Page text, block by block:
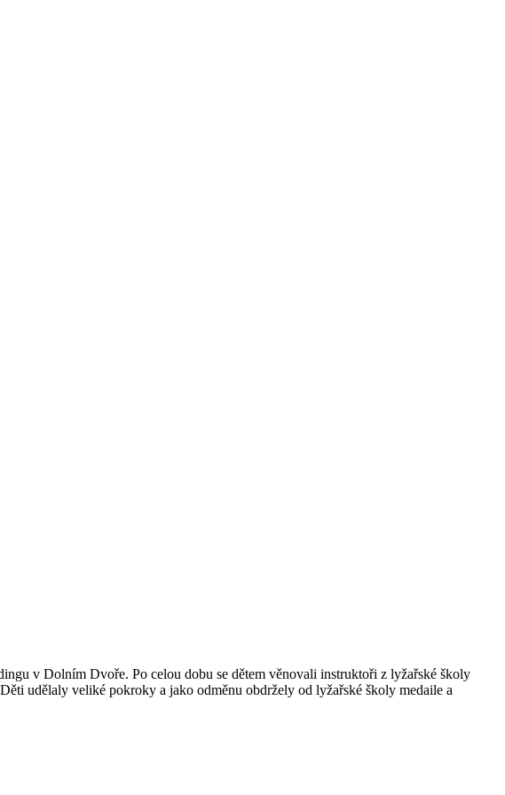
v Dolním Dvoře. Po celou dobu se dětem věnovali instruktoři z lyžařské školy
udělaly veliké pokroky a jako odměnu obdržely od lyžařské školy medaile a